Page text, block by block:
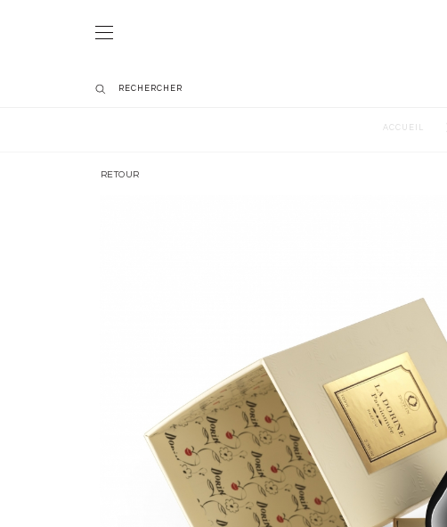
ACCUEIL
RETOUR